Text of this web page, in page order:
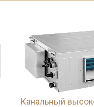
Канальный